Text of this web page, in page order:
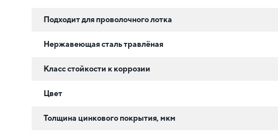
Подходит для проволочного лотка
Нержавеющая сталь травлёная
Класс стойкости к коррозии
Цвет
Толщина цинкового покрытия, мкм